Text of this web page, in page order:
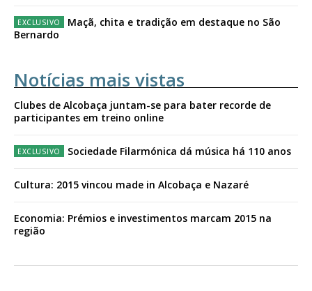
Maçã, chita e tradição em destaque no São
Bernardo
Notícias mais vistas
Clubes de Alcobaça juntam-se para bater recorde de
participantes em treino online
Sociedade Filarmónica dá música há 110 anos
Cultura: 2015 vincou made in Alcobaça e Nazaré
Economia: Prémios e investimentos marcam 2015 na
região